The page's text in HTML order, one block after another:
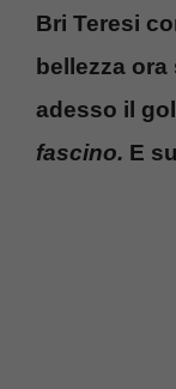
Bri Teresi
bellezza ora
adesso il
fascino. E